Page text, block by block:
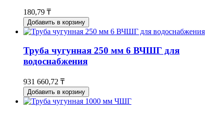
180,79 ₸
Добавить в корзину
Труба чугунная 250 мм 6 ВЧШГ для
водоснабжения
931 660,72 ₸
Добавить в корзину